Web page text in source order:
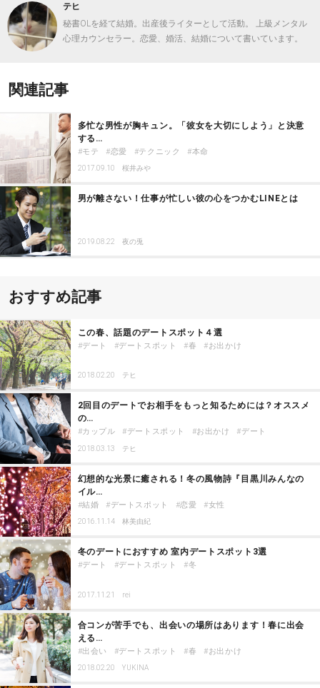
テヒ
秘書OLを経て結婚。出産後ライターとして活動。 上級メンタル
心理カウンセラー。恋愛、婚活、結婚について書いています。
関連記事
多忙な男性が胸キュン。「彼女を大切にしよう」と決意
する…
モテ 恋愛 テクニック 本命
2017.09.10 桜井みや
男が離さない！仕事が忙しい彼の心をつかむLINEとは
2019.08.22 夜の兎
おすすめ記事
この春、話題のデートスポット４選
デート デートスポット 春 お出かけ
2018.02.20 テヒ
2回目のデートでお相手をもっと知るためには？オススメ
の…
カップル デートスポット お出かけ デート
2018.03.13 テヒ
幻想的な光景に癒される！冬の風物詩『目黒川みんなの
イル…
結婚 デートスポット 恋愛 女性
2016.11.14 林美由紀
冬のデートにおすすめ 室内デートスポット3選
デート デートスポット 冬
2017.11.21 rei
合コンが苦手でも、出会いの場所はあります！春に出会
える…
出会い デートスポット 春 お出かけ
2018.02.20 YUKINA